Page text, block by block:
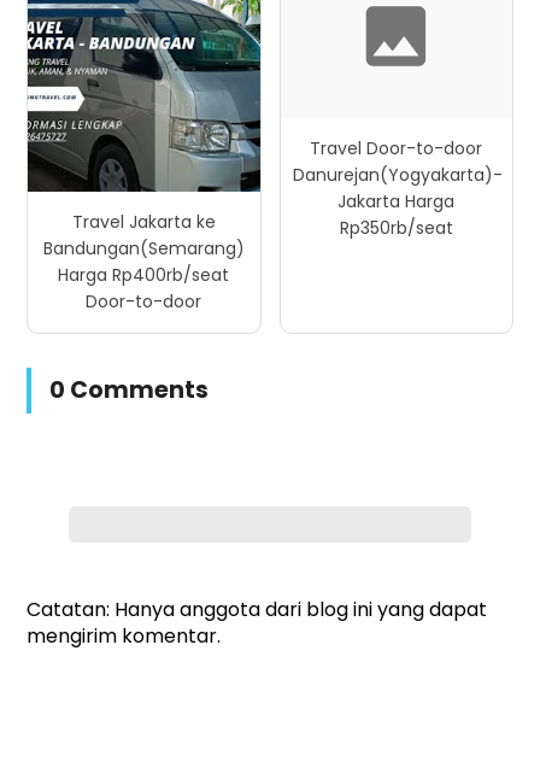
Travel Jakarta ke
Bandungan(Semarang)
Harga Rp400rb/seat
Door-to-door
Travel Door-to-door
Danurejan(Yogyakarta)-
Jakarta Harga
Rp350rb/seat
0 Comments
Catatan: Hanya anggota dari blog ini yang dapat
mengirim komentar.